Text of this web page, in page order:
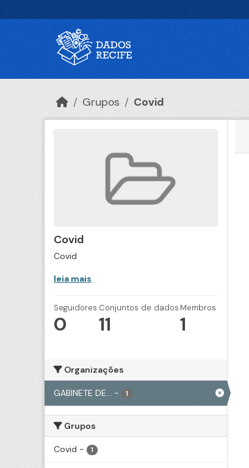
Grupos Covid
Covid
Covid
leia mais
Seguidores
0
Conjuntos de dados
11
Membros
1
Organizações
GABINETE DE... - 1
Grupos
Covid - 1